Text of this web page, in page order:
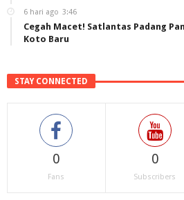
6 hari ago 3:46
Cegah Macet! Satlantas Padang
Koto Baru
STAY CONNECTED
0
Fans
0
Subscribers